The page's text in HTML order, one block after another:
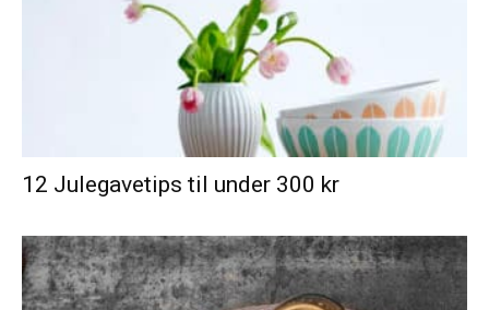
12 Julegavetips til under 300 kr